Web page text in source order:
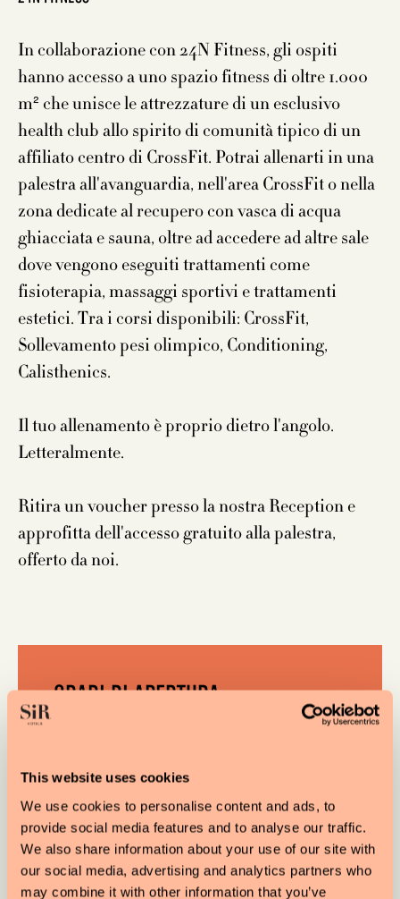
This website uses cookies
We use cookies to personalise content and ads, to
provide social media features and to analyse our traffic.
We also share information about your use of our site with
our social media, advertising and analytics partners who
may combine it with other information that you’ve
In collaborazione con 24N Fitness, gli ospiti
hanno accesso a uno spazio fitness di oltre 1.000
m² che unisce le attrezzature di un esclusivo
health club allo spirito di comunità tipico di un
affiliato centro di CrossFit. Potrai allenarti in una
palestra all'avanguardia, nell'area CrossFit o nella
zona dedicate al recupero con vasca di acqua
ghiacciata e sauna, oltre ad accedere ad altre sale
dove vengono eseguiti trattamenti come
fisioterapia, massaggi sportivi e trattamenti
estetici. Tra i corsi disponibili: CrossFit,
Sollevamento pesi olimpico, Conditioning,
Calisthenics.
Il tuo allenamento è proprio dietro l'angolo.
Letteralmente.
Ritira un voucher presso la nostra Reception e
approfitta dell'accesso gratuito alla palestra,
offerto da noi.
ORARI DI APERTURA
DOM: CHIUSO